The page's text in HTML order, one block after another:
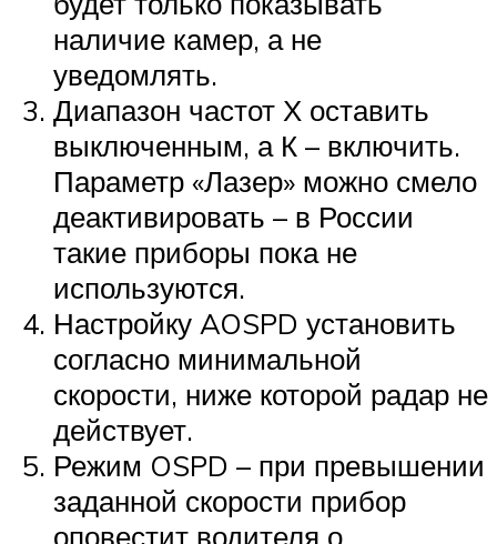
наличие камер, а не
уведомлять.
Диапазон частот Х оставить
выключенным, а К – включить.
Параметр «Лазер» можно смело
деактивировать – в России
такие приборы пока не
используются.
Настройку AOSPD установить
согласно минимальной
скорости, ниже которой радар не
действует.
Режим OSPD – при превышении
заданной скорости прибор
оповестит водителя о